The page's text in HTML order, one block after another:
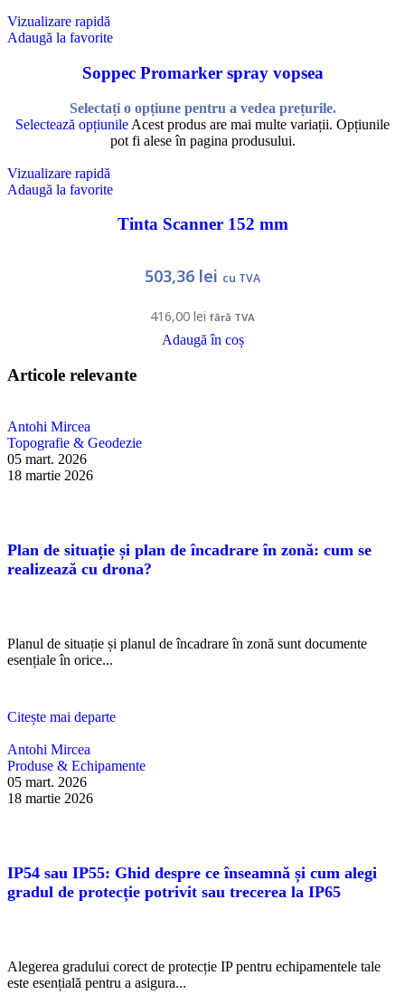
Vizualizare rapidă
Adaugă la favorite
Soppec Promarker spray vopsea
Selectați o opțiune pentru a vedea prețurile.
Selectează opțiunile Acest produs are mai multe variații. Opțiunile
pot fi alese în pagina produsului.
Vizualizare rapidă
Adaugă la favorite
Tinta Scanner 152 mm
416,00 lei fără TVA
503,36 lei cu TVA
Adaugă în coș
Articole relevante
Antohi Mircea
Topografie & Geodezie
05 mart. 2026
18 martie 2026
Plan de situație și plan de încadrare în zonă: cum se
realizează cu drona?
Planul de situație și planul de încadrare în zonă sunt documente
esențiale în orice...
Citește mai departe
Antohi Mircea
Produse & Echipamente
05 mart. 2026
18 martie 2026
IP54 sau IP55: Ghid despre ce înseamnă și cum alegi
gradul de protecție potrivit sau trecerea la IP65
Alegerea gradului corect de protecție IP pentru echipamentele tale
este esențială pentru a asigura...